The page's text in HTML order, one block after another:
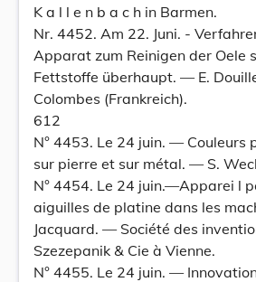
K a l l e n b a c h in Barmen.
Nr. 4452. Am 22. Juni. -
Apparat zum Reinigen der Oele
Fettstoffe überhaupt. — E.
Colombes (Frankreich).
612
N° 4453. Le 24 juin. — Couleurs
sur pierre et sur métal. — S.
N° 4454. Le 24 juin.—Apparei l
aiguilles de platine dans les
Jacquard. — Société des
Szezepanik & Cie à Vienne.
N° 4455. Le 24 juin. —